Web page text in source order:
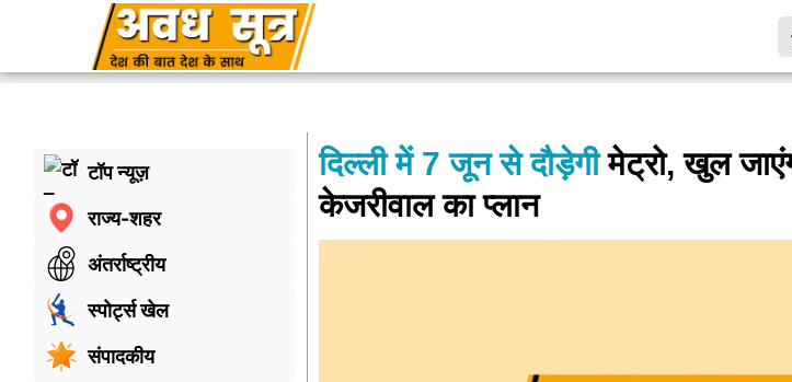
टॉप न्यूज़
राज्य-शहर
अंतर्राष्ट्रीय
स्पोर्ट्स खेल
संपादकीय
दिल्ली में 7 जून से दौड़ेगीमेट्रो, खुल
केजरीवाल का प्लान